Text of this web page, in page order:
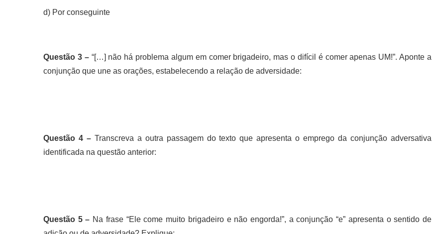
d) Por conseguinte
Questão 3 –“[…] não há problema algum em comer brigadeiro, mas o difícil é comer apenas UM!”. Aponte a
conjunção que une as orações, estabelecendo a relação de adversidade:
Questão 4 – Transcreva a outra passagem do texto que apresenta o emprego da conjunção adversativa
identificada na questão anterior:
Questão 5 – Na frase “Ele come muito brigadeiro e não engorda!”, a conjunção “e” apresenta o sentido de